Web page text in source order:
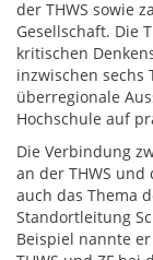
der THWS sowie
Gesellschaft. Die
kritischen
inzwischen
überregionale
Hochschule auf
Die Verbindung
an der THWS
auch das Thema
Standortleitung
Beispiel nannte